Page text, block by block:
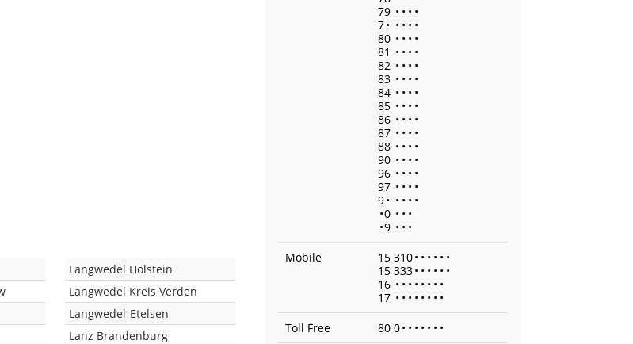
Langwedel Holstein
Langwedel Kreis Verden
Langwedel-Etelsen
Lanz Brandenburg
79 • • • •
7• • • • •
80 • • • •
81 • • • •
82 • • • •
83 • • • •
84 • • • •
85 • • • •
86 • • • •
87 • • • •
88 • • • •
90 • • • •
96 • • • •
97 • • • •
9• • • • •
•0 • • •
•9 • • •
Mobile
15 310• • • • • •
15 333• • • • • •
16 • • • • • • • •
17 • • • • • • • •
Toll Free
80 0• • • • • • •